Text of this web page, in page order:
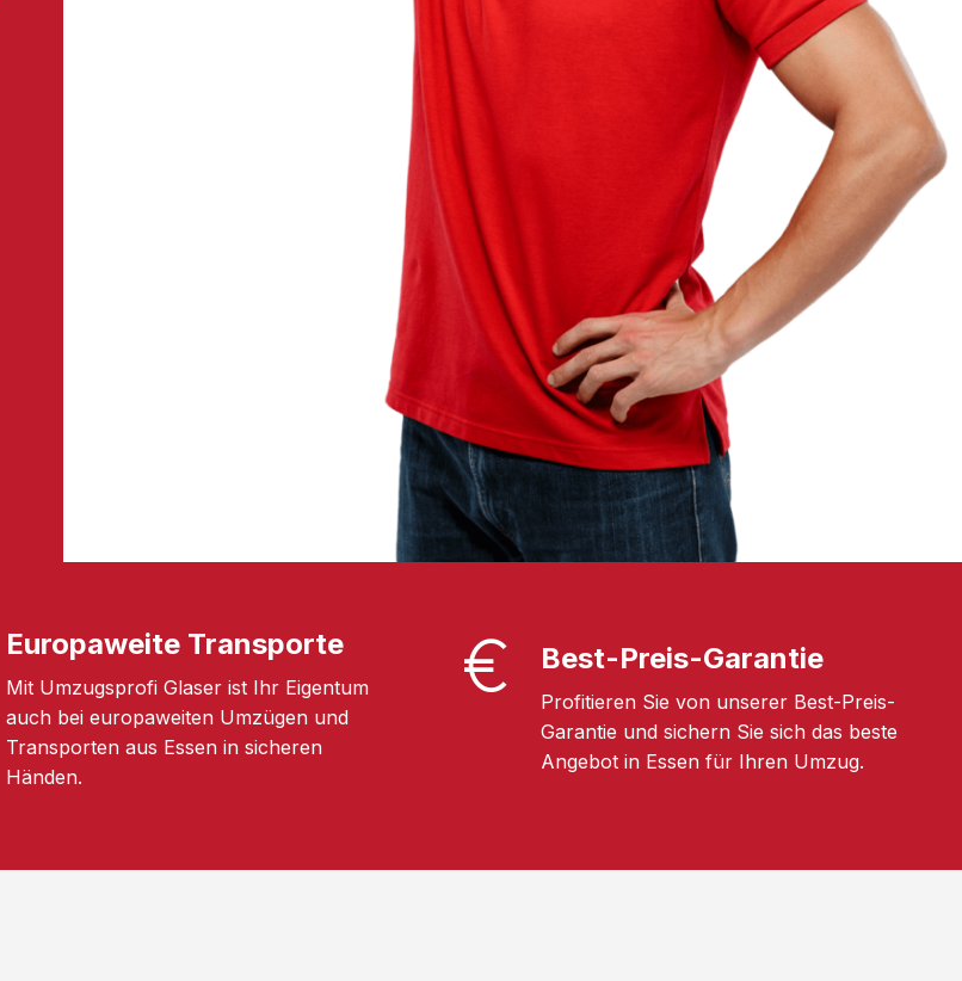
Europaweite Transporte
Mit Umzugsprofi Glaser ist Ihr Eigentum
auch bei europaweiten Umzügen und
Transporten aus Essen in sicheren
Händen.
Best-Preis-Garantie
Profitieren Sie von unserer Best-Preis-
Garantie und sichern Sie sich das beste
Angebot in Essen für Ihren Umzug.